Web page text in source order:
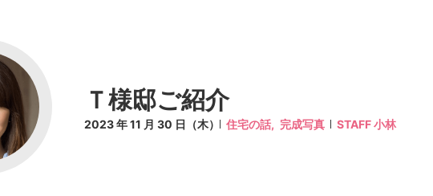
Ｔ様邸ご紹介
2023 年 11 月 30 日（木） 住宅の話, 完成写真 STAFF 小林